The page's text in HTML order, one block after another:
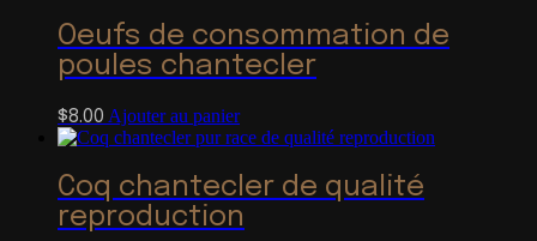
Oeufs de consommation de
poules chantecler
$8.00 Ajouter au panier
Coq chantecler de qualité
reproduction